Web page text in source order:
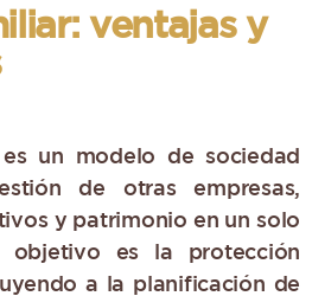
ventajas y
un modelo de sociedad
de otras empresas,
y patrimonio en un solo
objetivo es la protección
a la planificación de